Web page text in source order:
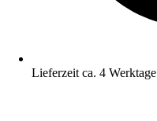
Lieferzeit ca. 4 Werktage